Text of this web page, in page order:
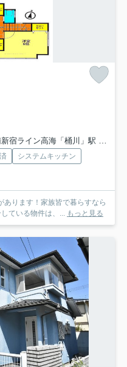
宿ライン高海「桶川」駅 徒歩22分
システムキッチン
ります！家族皆で暮らすなら
ている物件は、... もっと見る